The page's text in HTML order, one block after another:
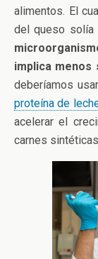
alimentos. El
del queso solía
implica menos
deberíamos
proteína de
acelerar el
carnes